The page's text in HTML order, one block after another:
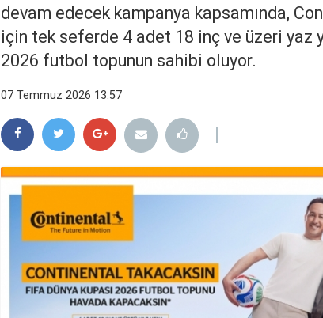
devam edecek kampanya kapsamında,
için tek seferde 4 adet 18 inç ve üzeri yaz
2026 futbol topunun sahibi oluyor.
07 Temmuz 2026 13:57